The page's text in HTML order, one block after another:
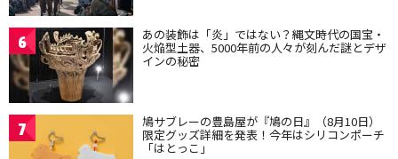
6 あの装飾は「炎」ではない？縄文時代の国宝・
火焔型土器、5000年前の人々が刻んだ謎とデザ
インの秘密
7 鳩サブレーの豊島屋が『鳩の日』（8月10日）
限定グッズ詳細を発表！今年はシリコンポーチ
「はとっこ」